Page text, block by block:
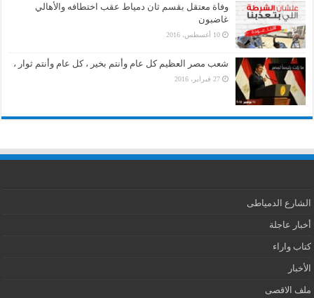
وفاة معتقل بقسم ثان دمياط عقب اختطافه والأهالي
غاضبون
10 أغسطس، 2016
شعب مصر العظيم كل عام وأنتم بخير ، كل عام وأنتم ثوار ،
27 فبراير، 2016
الشارع الدمياطى
أخبار عاجلة
كتاب واراء
الأخبار
ملف الاقصى